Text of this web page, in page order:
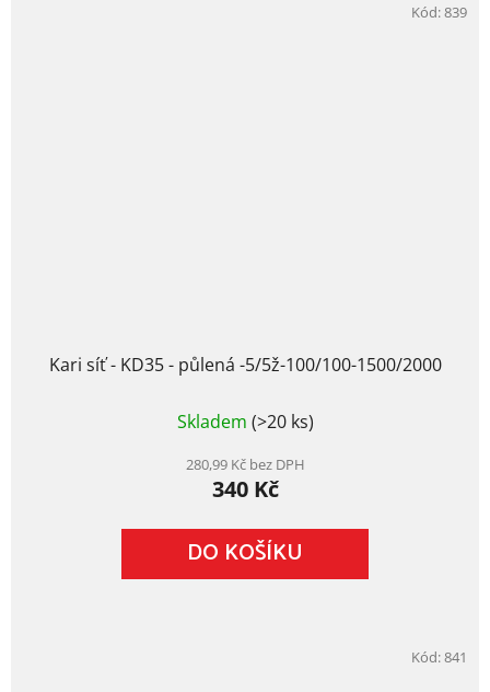
Kari síť - KD35 - půlená -5/5ž-100/100-1500/2000
Skladem (>20 ks)
280,99 Kč bez DPH
340 Kč
DO KOŠÍKU
Kód:839
Kód:841